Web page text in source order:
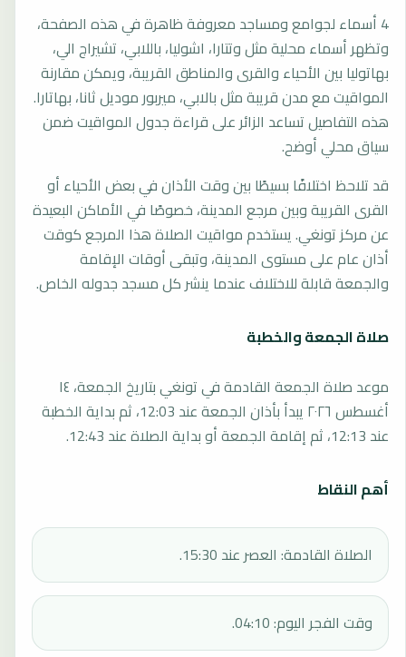
4 أسماء لجوامع ومساجد معروفة ظاهرة في هذه الصفحة،
وتظهر أسماء محلية مثل وتتارا، اشوليا، باللابي، تشيراج الي،
بهاتوليا بين الأحياء والقرى والمناطق القريبة، ويمكن مقارنة
المواقيت مع مدن قريبة مثل بالابي، ميربور موديل ثانا، بهاتارا.
هذه التفاصيل تساعد الزائر على قراءة جدول المواقيت ضمن
سياق محلي أوضح.
قد تلاحظ اختلافًا بسيطًا بين وقت الأذان في بعض الأحياء أو
القرى القريبة وبين مرجع المدينة، خصوصًا في الأماكن البعيدة
عن مركز تونغي. يستخدم مواقيت الصلاة هذا المرجع كوقت
أذان عام على مستوى المدينة، وتبقى أوقات الإقامة
والجمعة قابلة للاختلاف عندما ينشر كل مسجد جدوله الخاص.
صلاة الجمعة والخطبة
موعد صلاة الجمعة القادمة في تونغي بتاريخ الجمعة، ١٤
أغسطس ٢٠٢٦ يبدأ بأذان الجمعة عند 12:03، ثم بداية الخطبة
عند 12:13، ثم إقامة الجمعة أو بداية الصلاة عند 12:43.
أهم النقاط
الصلاة القادمة: العصر عند 15:30.
وقت الفجر اليوم: 04:10.